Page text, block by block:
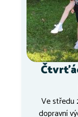
Ve středu
dopravní